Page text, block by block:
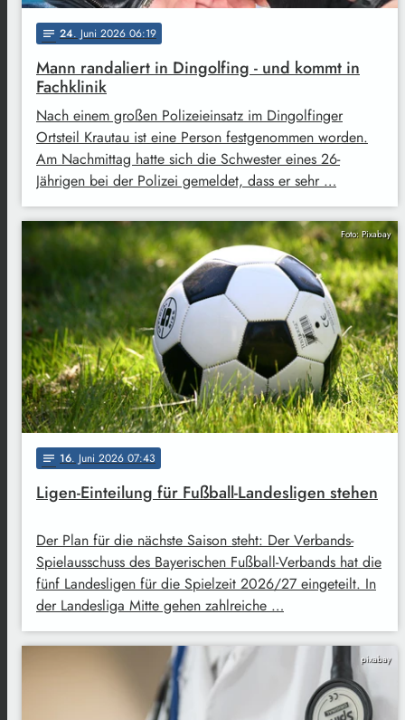
notes 24. Juni 2026 06:19
Mann randaliert in Dingolfing - und kommt in
Fachklinik
Nach einem großen Polizeieinsatz im Dingolfinger
Ortsteil Krautau ist eine Person festgenommen worden.
Am Nachmittag hatte sich die Schwester eines 26-
Jährigen bei der Polizei gemeldet, dass er sehr …
Foto: Pixabay
notes 16. Juni 2026 07:43
Ligen-Einteilung für Fußball-Landesligen stehen
Der Plan für die nächste Saison steht: Der Verbands-
Spielausschuss des Bayerischen Fußball-Verbands hat die
fünf Landesligen für die Spielzeit 2026/27 eingeteilt. In
der Landesliga Mitte gehen zahlreiche …
pixabay